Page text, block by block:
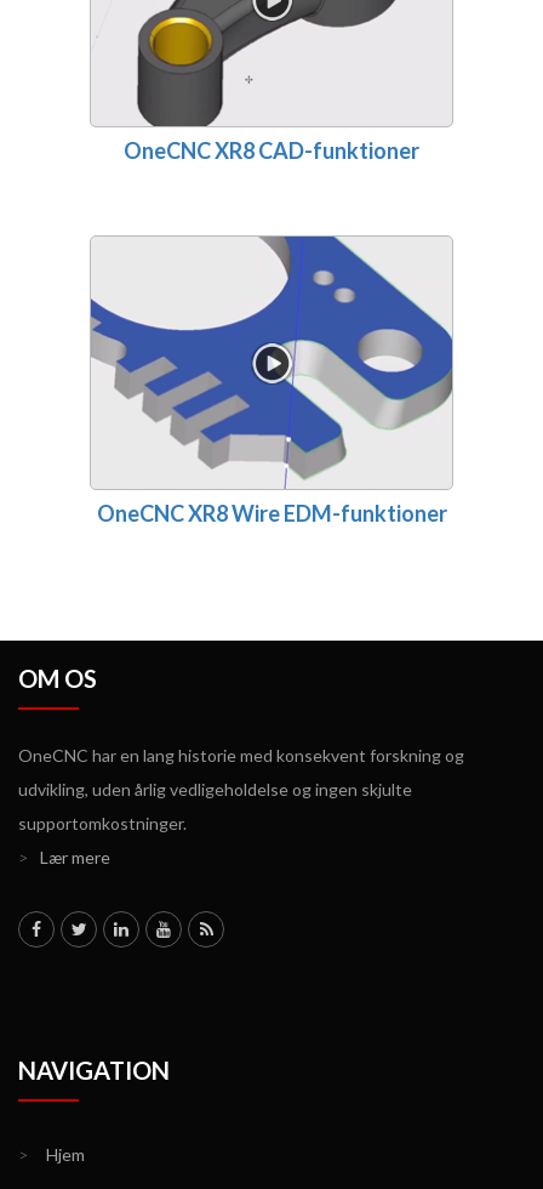
OneCNC XR8 CAD-funktioner
OneCNC XR8 Wire EDM-funktioner
OM OS
OneCNC har en lang historie med konsekvent forskning og
udvikling, uden årlig vedligeholdelse og ingen skjulte
supportomkostninger.
>
Lær mere
NAVIGATION
> Hjem